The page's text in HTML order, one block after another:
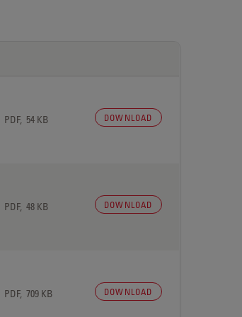
PDF, 54 KB DOWNLOAD
PDF, 48 KB DOWNLOAD
PDF, 709 KB DOWNLOAD